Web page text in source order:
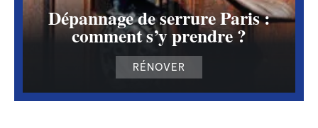
Dépannage de serrure Paris :
comment s’y prendre ?
RÉNOVER